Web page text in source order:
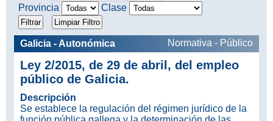
Rechazar
Configurar
Provincia
Clase
Galicia - Autonómica Normativa - Público
Ley 2/2015, de 29 de abril, del empleo
público de Galicia.
Descripción
Se establece la regulación del régimen jurídico de la